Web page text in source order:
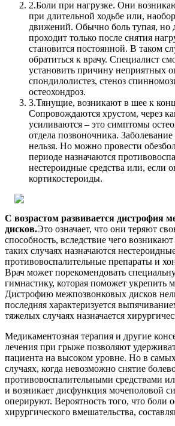
2.Боли при нагрузке. Они
при длительной ходьбе или,
движений. Обычно боль тупая, но
проходит только после снятия
становится постоянной. В таком
обратиться к врачу. Специалист
установить причину неприятных
спондилолистез, стеноз
остеохондроз.
3.Тянущие, возникают в шее к
Сопровождаются хрустом, через
усиливаются – это симптомы
отдела позвоночника.
нельзя. Но можно провести
периоде назначаются
нестероидные средства или, если
кортикостероиды.
С возрастом развивается дистрофия
дисков.Это означает, что они теряют
способность, вследствие чего
таких случаях назначаются
противовоспалительные препараты и
Врач может порекомендовать
гимнастику, которая поможет
Дистрофию межпозвонковых дисков
последняя характеризуется
тяжелых случаях назначается
Медикаментозная терапия и другие
лечения при грыже позволяют
пациента на высоком уровне. Но в
случаях, когда невозможно снятие
противовоспалительными средствами
и возникает дисфункция мочеполовой
оперируют. Вероятность того, что боли
хирургического вмешательства,